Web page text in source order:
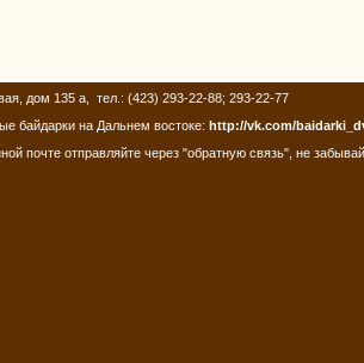
дом 135 а, тел.: (423) 293-22-88; 293-22-77
байдарки на Дальнем востоке: http://vk.com/
почте отправляйте через "обратную связь", не